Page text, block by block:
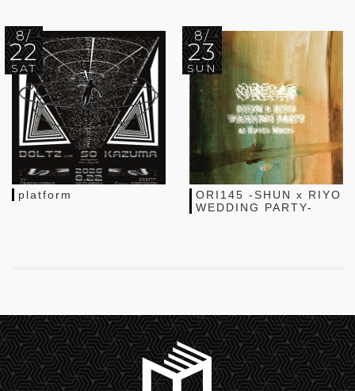
8/
22
SAT
platform
8/
23
SUN
ORI145 -SHUN x RIYO
WEDDING PARTY-